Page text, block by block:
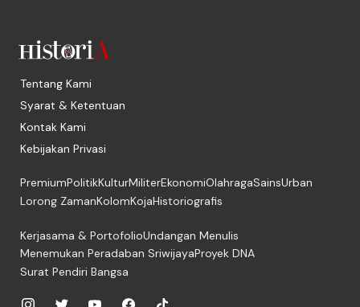
Tentang Kami
Syarat & Ketentuan
Kontak Kami
Kebijakan Privasi
PremiumPolitikKulturMiliterEkonomiOlahragaSainsUrban
Lorong ZamanKolomKojaHistoriografis
Kerjasama & PortofolioUndangan Menulis
Menemukan Peradaban SriwijayaProyek DNA
Surat Pendiri Bangsa